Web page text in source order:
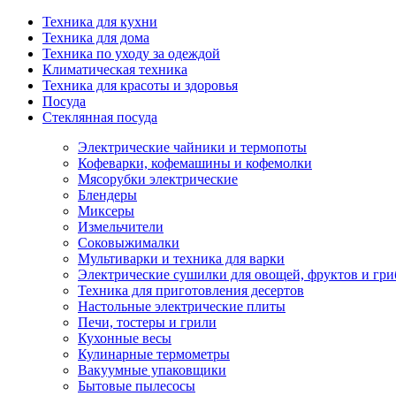
Техника для кухни
Техника для дома
Техника по уходу за одеждой
Климатическая техника
Техника для красоты и здоровья
Посуда
Стеклянная посуда
Электрические чайники и термопоты
Кофеварки, кофемашины и кофемолки
Мясорубки электрические
Блендеры
Миксеры
Измельчители
Соковыжималки
Мультиварки и техника для варки
Электрические сушилки для овощей, фруктов и
Техника для приготовления десертов
Настольные электрические плиты
Печи, тостеры и грили
Кухонные весы
Кулинарные термометры
Вакуумные упаковщики
Бытовые пылесосы